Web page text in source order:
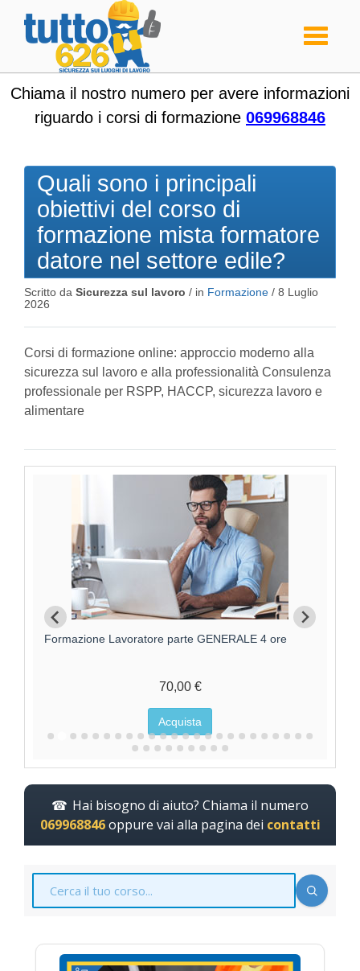
Toggle
Chiama il nostro numero per avere informazioni
riguardo i corsi di formazione 069968846
Quali sono i principali
obiettivi del corso di
formazione mista formatore
datore nel settore edile?
Scritto da Sicurezza sul lavoro / in Formazione / 8 Luglio
2026
Corsi di formazione online: approccio moderno alla
sicurezza sul lavoro e alla professionalità Consulenza
professionale per RSPP, HACCP, sicurezza lavoro e
alimentare
Formazione Lavoratori parte GENERALE +
95,00 €
Acquista
Hai bisogno di aiuto? Chiama il numero
069968846oppure vai alla pagina dei contatti